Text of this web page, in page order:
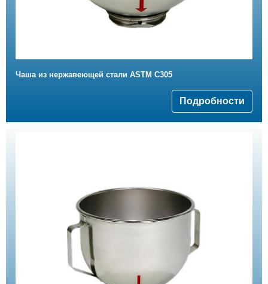
Чаша из нержавеющей стали ASTM C305
Подробности